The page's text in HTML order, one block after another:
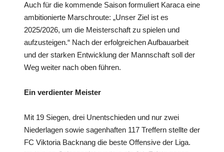
Auch für die kommende Saison formuliert Karaca eine
ambitionierte Marschroute: „Unser Ziel ist es
2025/2026, um die Meisterschaft zu spielen und
aufzusteigen.“ Nach der erfolgreichen Aufbauarbeit
und der starken Entwicklung der Mannschaft soll der
Weg weiter nach oben führen.
Ein verdienter Meister
Mit 19 Siegen, drei Unentschieden und nur zwei
Niederlagen sowie sagenhaften 117 Treffern stellte der
FC Viktoria Backnang die beste Offensive der Liga.